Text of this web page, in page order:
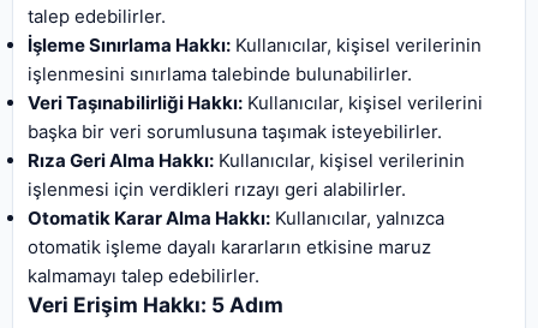
talep edebilirler.
İşleme Sınırlama Hakkı: Kullanıcılar, kişisel verilerinin
işlenmesini sınırlama talebinde bulunabilirler.
Veri Taşınabilirliği Hakkı: Kullanıcılar, kişisel verilerini
başka bir veri sorumlusuna taşımak isteyebilirler.
Rıza Geri Alma Hakkı: Kullanıcılar, kişisel verilerinin
işlenmesi için verdikleri rızayı geri alabilirler.
Otomatik Karar Alma Hakkı: Kullanıcılar, yalnızca
otomatik işleme dayalı kararların etkisine maruz
kalmamayı talep edebilirler.
Veri Erişim Hakkı: 5 Adım